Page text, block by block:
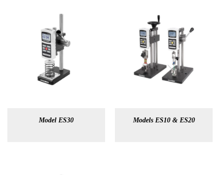
Model ES30 Models ES10 & ES20